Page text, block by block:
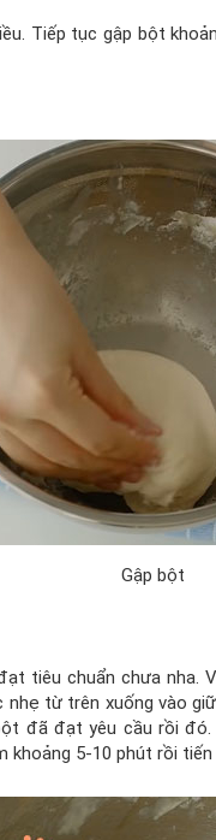
Tiếp tục gập bột
Gập bột
tiêu chuẩn chưa nha.
từ trên xuống vào
đã đạt yêu cầu rồi
5-10 phút rồi tiến